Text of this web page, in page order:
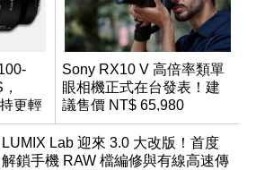
更輕
Sony RX10 V 高倍率類單
眼相機正式在台發表！建
議售價 NT$ 65,980
LUMIX Lab 迎來 3.0 大改版！首度
解鎖手機 RAW 檔編修與有線高速傳